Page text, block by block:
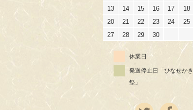
13
14 15 16 17 18
20
21 22 23 24 25
27
28 29 30
休業日
発送停止日「ひなせかき
祭」